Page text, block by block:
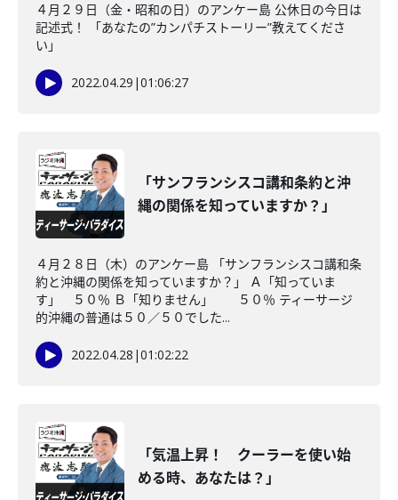
４月２９日（金・昭和の日）のアンケー島 公休日の今日は
記述式！ 「あなたの”カンパチストーリー”教えてくださ
い」
2022.04.29 |01:06:27
「サンフランシスコ講和条約と沖
縄の関係を知っていますか？」
４月２８日（木）のアンケー島 「サンフランシスコ講和条
約と沖縄の関係を知っていますか？」 Ａ「知っていま
す」 ５０％ Ｂ「知りません」 ５０％ ティーサージ
的沖縄の普通は５０／５０でした...
2022.04.28 |01:02:22
「気温上昇！ クーラーを使い始
める時、あなたは？」